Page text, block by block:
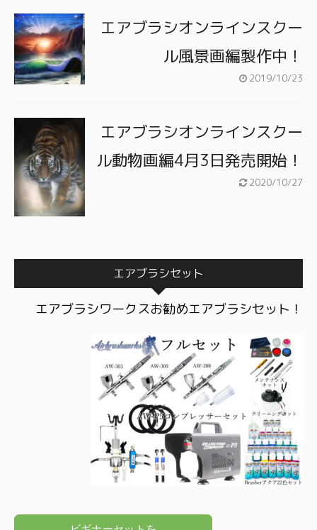
エアブラシオンラインスクー
ル風景画編製作中！
2019/10/23
エアブラシオンラインスクー
ル動物画編4月3日発売開始！
2020/10/27
エアブラシセット
エアブラシワークスお勧めエアブラシセット！